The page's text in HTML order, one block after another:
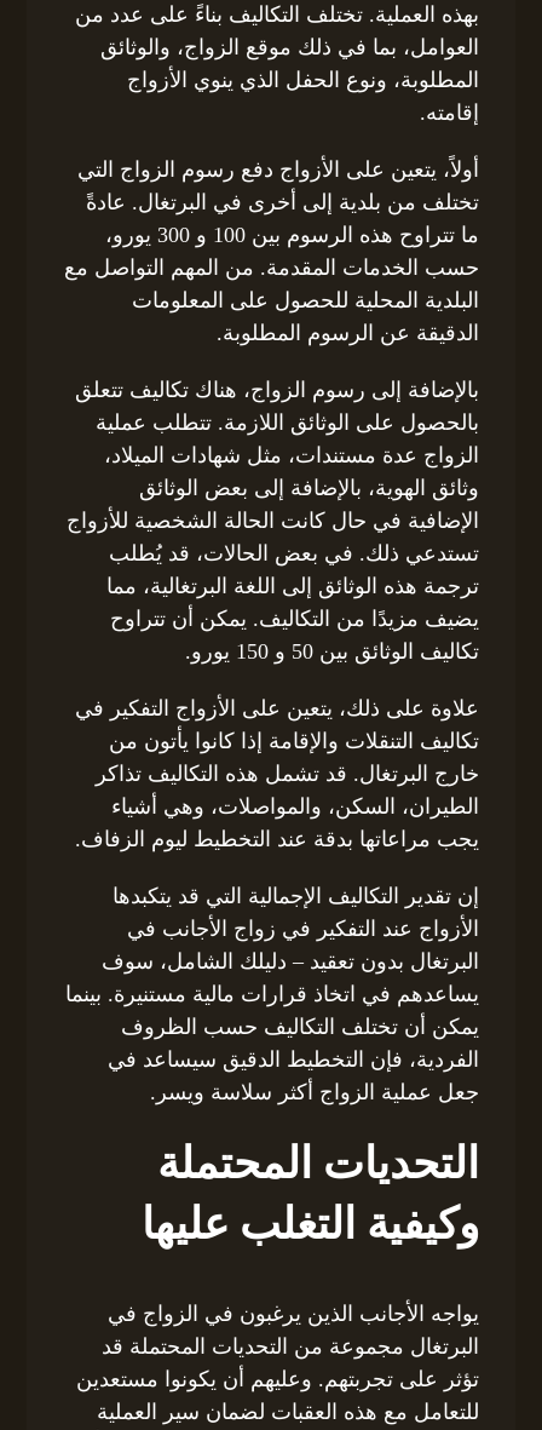
بهذه العملية. تختلف التكاليف بناءً على عدد من
العوامل، بما في ذلك موقع الزواج، والوثائق
المطلوبة، ونوع الحفل الذي ينوي الأزواج
إقامته.
أولاً، يتعين على الأزواج دفع رسوم الزواج التي
تختلف من بلدية إلى أخرى في البرتغال. عادةً
ما تتراوح هذه الرسوم بين 100 و 300 يورو،
حسب الخدمات المقدمة. من المهم التواصل مع
البلدية المحلية للحصول على المعلومات
الدقيقة عن الرسوم المطلوبة.
بالإضافة إلى رسوم الزواج، هناك تكاليف تتعلق
بالحصول على الوثائق اللازمة. تتطلب عملية
الزواج عدة مستندات، مثل شهادات الميلاد،
وثائق الهوية، بالإضافة إلى بعض الوثائق
الإضافية في حال كانت الحالة الشخصية للأزواج
تستدعي ذلك. في بعض الحالات، قد يُطلب
ترجمة هذه الوثائق إلى اللغة البرتغالية، مما
يضيف مزيدًا من التكاليف. يمكن أن تتراوح
تكاليف الوثائق بين 50 و 150 يورو.
علاوة على ذلك، يتعين على الأزواج التفكير في
تكاليف التنقلات والإقامة إذا كانوا يأتون من
خارج البرتغال. قد تشمل هذه التكاليف تذاكر
الطيران، السكن، والمواصلات، وهي أشياء
يجب مراعاتها بدقة عند التخطيط ليوم الزفاف.
إن تقدير التكاليف الإجمالية التي قد يتكبدها
الأزواج عند التفكير في زواج الأجانب في
البرتغال بدون تعقيد – دليلك الشامل، سوف
يساعدهم في اتخاذ قرارات مالية مستنيرة. بينما
يمكن أن تختلف التكاليف حسب الظروف
الفردية، فإن التخطيط الدقيق سيساعد في
جعل عملية الزواج أكثر سلاسة ويسر.
التحديات المحتملة
وكيفية التغلب عليها
يواجه الأجانب الذين يرغبون في الزواج في
البرتغال مجموعة من التحديات المحتملة قد
تؤثر على تجربتهم. وعليهم أن يكونوا مستعدين
للتعامل مع هذه العقبات لضمان سير العملية